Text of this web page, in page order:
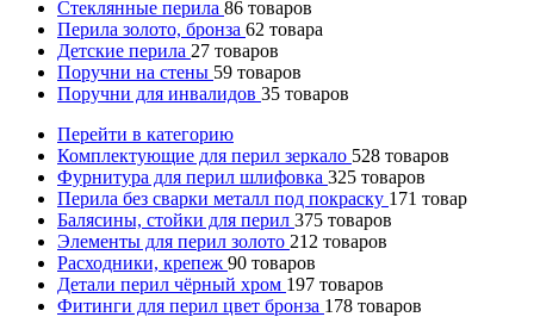
Стеклянные перила 86 товаров
Перила золото, бронза 62 товара
Детские перила 27 товаров
Поручни на стены 59 товаров
Поручни для инвалидов 35 товаров
Перейти в категорию
Комплектующие для перил зеркало 528 товаров
Фурнитура для перил шлифовка 325 товаров
Перила без сварки металл под покраску 171 товар
Балясины, стойки для перил 375 товаров
Элементы для перил золото 212 товаров
Расходники, крепеж 90 товаров
Детали перил чёрный хром 197 товаров
Фитинги для перил цвет бронза 178 товаров